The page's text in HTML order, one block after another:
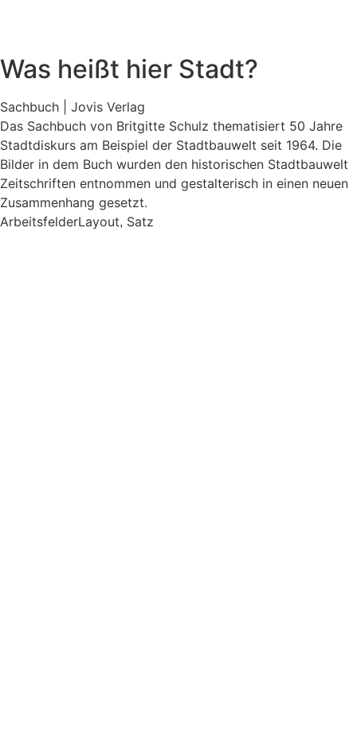
Was heißt hier Stadt?
Sachbuch | Jovis Verlag
Das Sachbuch von Britgitte Schulz thematisiert 50 Jahre
Stadtdiskurs am Beispiel der Stadtbauwelt seit 1964. Die
Bilder in dem Buch wurden den historischen Stadtbauwelt
Zeitschriften entnommen und gestalterisch in einen neuen
Zusammenhang gesetzt.
ArbeitsfelderLayout, Satz